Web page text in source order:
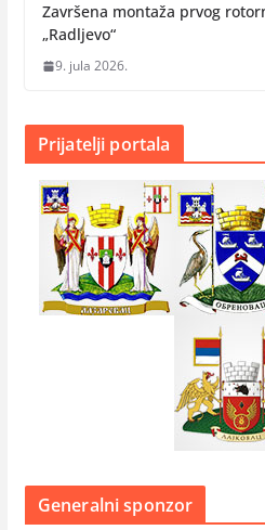
Završena montaža prvog
„Radlјevo“
9. jula 2026.
Prijatelji portala
Generalni sponzor